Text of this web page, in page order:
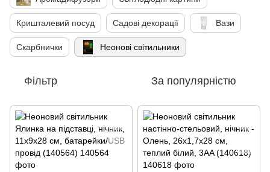
Кришталевий посуд Садові декорації Вази
Скарбнички Неонові світильники
Фільтр За популярністю